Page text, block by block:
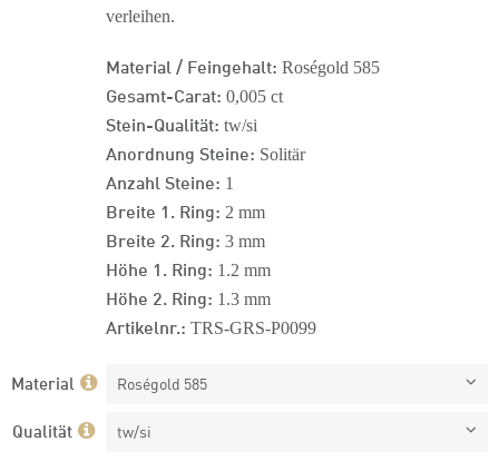
verleihen.
Material / Feingehalt: Roségold 585
Gesamt-Carat: 0,005 ct
Stein-Qualität: tw/si
Anordnung Steine: Solitär
Anzahl Steine: 1
Breite 1. Ring: 2 mm
Breite 2. Ring: 3 mm
Höhe 1. Ring: 1.2 mm
Höhe 2. Ring: 1.3 mm
Artikelnr.: TRS-GRS-P0099
Material Roségold 585
Qualität tw/si